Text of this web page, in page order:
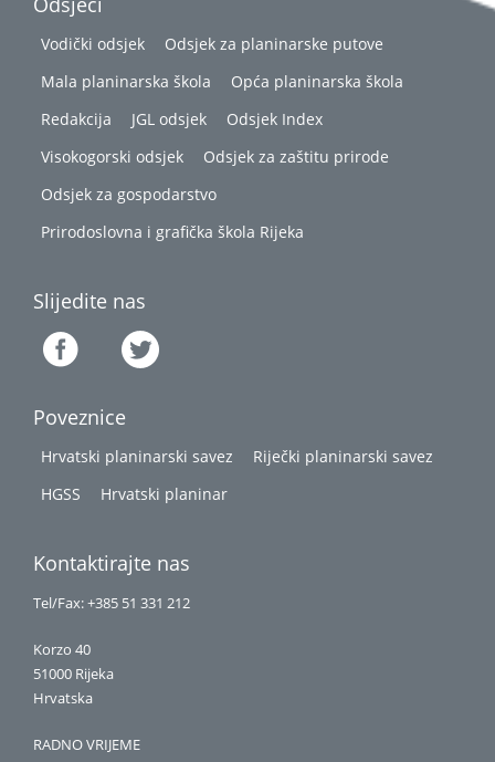
Vodički odsjek
Odsjek za planinarske putove
Mala planinarska škola
Opća planinarska škola
Redakcija
JGL odsjek
Odsjek Index
Visokogorski odsjek
Odsjek za zaštitu prirode
Odsjek za gospodarstvo
Prirodoslovna i grafička škola Rijeka
Slijedite nas
Poveznice
Hrvatski planinarski savez
Riječki planinarski savez
HGSS
Hrvatski planinar
Kontaktirajte nas
Tel/Fax: +385 51 331 212
Korzo 40
51000 Rijeka
Hrvatska
RADNO VRIJEME